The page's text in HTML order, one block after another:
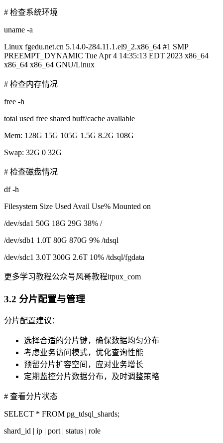
# 检查系统环境
uname -a
Linux fgedu.net.cn 5.14.0-284.11.1.el9_2.x86_64 #1 SMP
PREEMPT_DYNAMIC Tue Apr 4 14:35:13 EDT 2023 x86_64
x86_64 x86_64 GNU/Linux
# 检查内存情况
free -h
total used free shared buff/cache available
Mem: 128G 15G 105G 1.5G 8.2G 108G
Swap: 32G 0 32G
# 检查磁盘情况
df -h
Filesystem Size Used Avail Use% Mounted on
/dev/sda1 50G 18G 29G 38% /
/dev/sdb1 1.0T 80G 870G 9% /tdsql
/dev/sdc1 3.0T 300G 2.6T 10% /tdsql/fgdata
更多学习教程公众号风哥教程itpux_com
3.2 分片配置与管理
分片配置建议：
选择合适的分片键，确保数据均匀分布
考虑业务访问模式，优化查询性能
预留分片扩容空间，应对业务增长
定期监控分片数据分布，及时调整策略
# 查看分片状态
SELECT * FROM pg_tdsql_shards;
shard_id | ip | port | status | role